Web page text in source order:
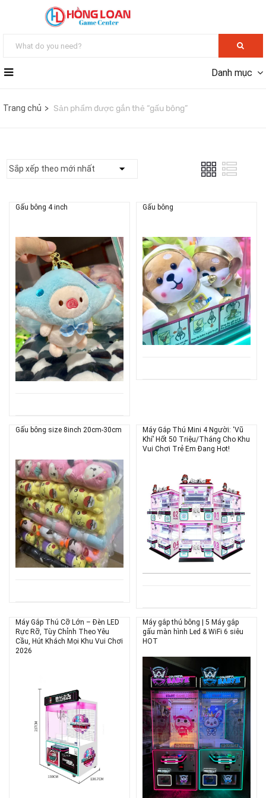
Danh mục
Trang chủ Sản phẩm được gắn thẻ “gấu bông”
Gấu bông 4 inch Gấu bông
Gấu bông size 8inch 20cm-30cm
Máy Gắp Thú Mini 4 Người: ‘Vũ
Khí’ Hốt 50 Triệu/Tháng Cho Khu
Vui Chơi Trẻ Em Đang Hot!
Máy Gắp Thú Cỡ Lớn – Đèn LED
Rực Rỡ, Tùy Chỉnh Theo Yêu
Cầu, Hút Khách Mọi Khu Vui Chơi
2026
Máy gắp thú bông | 5 Máy gắp
gấu màn hình Led & WiFi 6 siêu
HOT